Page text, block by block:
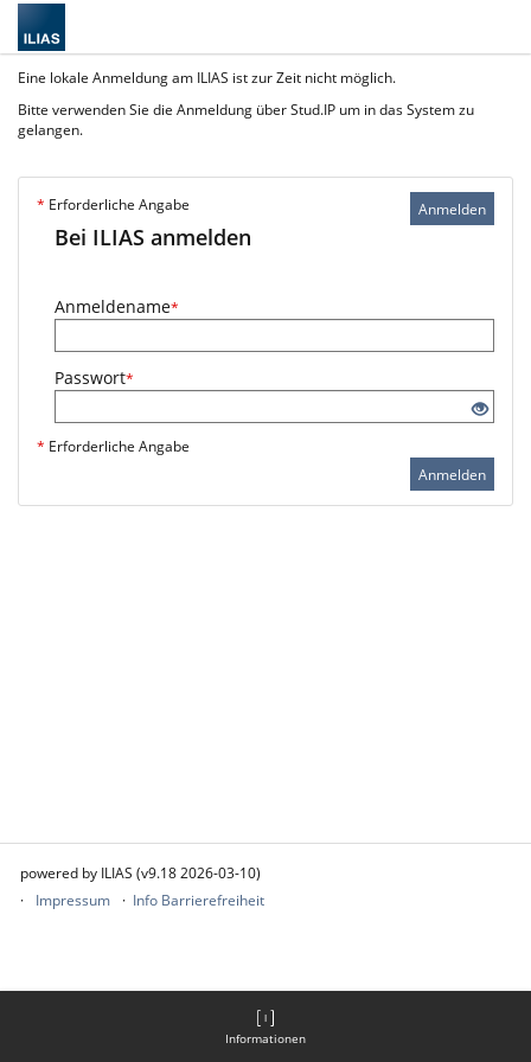
Informationen
Eine lokale Anmeldung am ILIAS ist zur Zeit nicht möglich.
Bitte verwenden Sie die Anmeldung über Stud.IP um in das System zu
gelangen.
Anmelden
* Erforderliche Angabe
Bei ILIAS anmelden
Anmeldename*
Passwort*
* Erforderliche Angabe
Anmelden
powered by ILIAS (v9.18 2026-03-10)
Impressum
Info Barrierefreiheit